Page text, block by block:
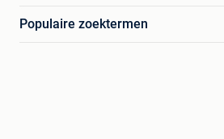
Populaire zoektermen